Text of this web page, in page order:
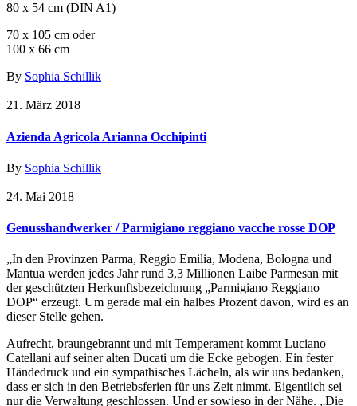
80 x 54 cm (DIN A1)
70 x 105 cm oder
100 x 66 cm
By Sophia Schillik
21. März 2018
Azienda Agricola Arianna Occhipinti
By Sophia Schillik
24. Mai 2018
Genusshandwerker / Parmigiano reggiano vacche rosse DOP
„In den Provinzen Parma, Reggio Emilia, Modena, Bologna und
Mantua werden jedes Jahr rund 3,3 Millionen Laibe Parmesan mit
der geschützten Herkunftsbezeichnung „Parmigiano Reggiano
DOP“ erzeugt. Um gerade mal ein halbes Prozent davon, wird es an
dieser Stelle gehen.
Aufrecht, braungebrannt und mit Temperament kommt Luciano
Catellani auf seiner alten Ducati um die Ecke gebogen. Ein fester
Händedruck und ein sympathisches Lächeln, als wir uns bedanken,
dass er sich in den Betriebsferien für uns Zeit nimmt. Eigentlich sei
nur die Verwaltung geschlossen. Und er sowieso in der Nähe. „Die